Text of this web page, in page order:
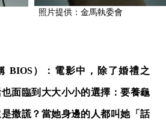
照片提供：金馬執委會
BIOS）：電影中，除了婚禮之
面臨到大大小小的選擇：要養龜
撒謊？當她身邊的人都叫她「話